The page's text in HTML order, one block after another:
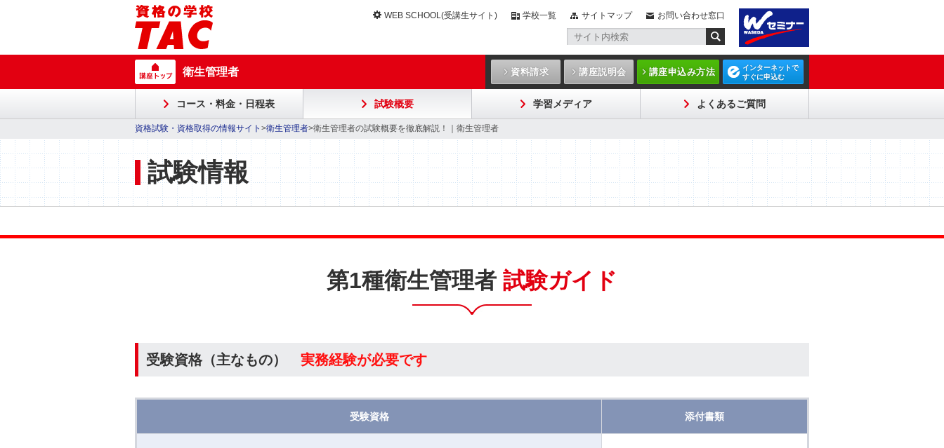
WEB SCHOOL(受講生サイト) 学校一覧 サイトマップ お問い合わせ窓口
衛生管理者 資料請求 講座説明会 講座申込み方法
インターネットで
すぐに申込む
コース・料金・日程表 試験概要 学習メディア よくあるご質問
資格試験・資格取得の情報サイト >衛生管理者>衛生管理者の試験概要を徹底解説！｜衛生管理者
試験情報
第1種衛生管理者 試験ガイド
受験資格（主なもの） 実務経験が必要です
受験資格 添付書類